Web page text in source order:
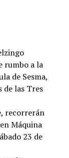
rumbo a la
de Sesma,
de las Tres
recorrerán
Máquina
23 de